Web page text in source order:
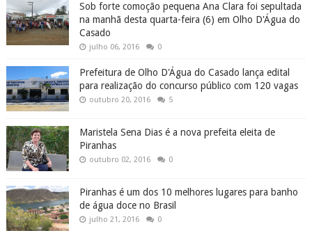
Sob forte comoção pequena Ana Clara foi sepultada
na manhã desta quarta-feira (6) em Olho D'Água do
Casado
julho 06, 2016 0
Prefeitura de Olho D'Água do Casado lança edital
para realização do concurso público com 120 vagas
outubro 20, 2016 5
Maristela Sena Dias é a nova prefeita eleita de
Piranhas
outubro 02, 2016 0
Piranhas é um dos 10 melhores lugares para banho
de água doce no Brasil
julho 21, 2016 0